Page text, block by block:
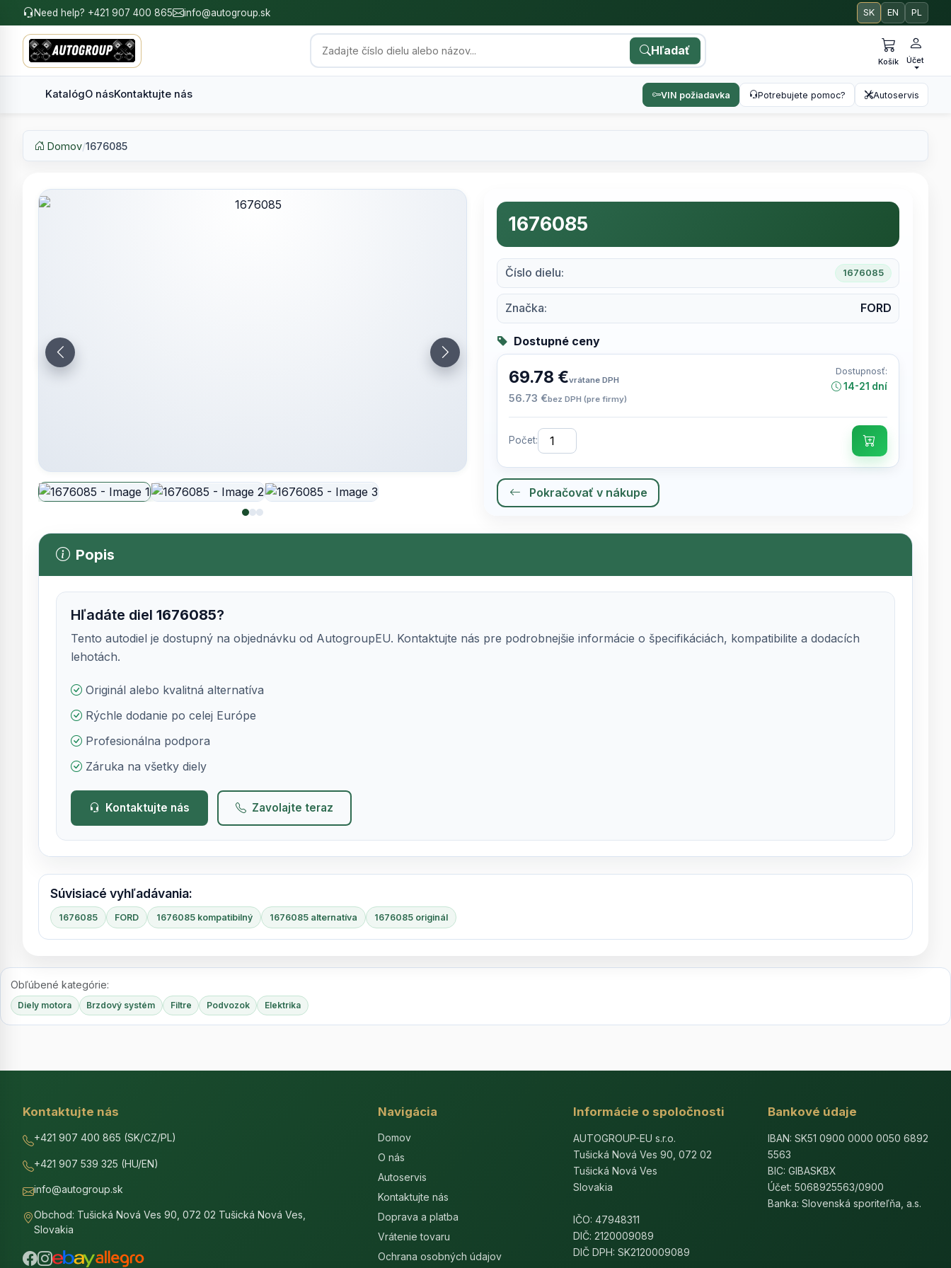
Need help? +421 907 400 865 info@autogroup.sk SK EN PL
Hľadať
Košík Účet
KatalógO násKontaktujte nás VIN požiadavka Potrebujete pomoc? Autoservis
Domov/1676085
1676085
Číslo dielu: 1676085
Značka: FORD
Dostupné ceny
69.78 €vrátane DPH
56.73 €bez DPH (pre firmy)
Dostupnosť:
14-21 dní
Počet:
Pokračovať v nákupe
Popis
Hľadáte diel1676085?
Tento autodiel je dostupný na objednávku od AutogroupEU. Kontaktujte nás pre podrobnejšie informácie o špecifikáciách, kompatibilite a dodacích
lehotách.
Originál alebo kvalitná alternatíva
Rýchle dodanie po celej Európe
Profesionálna podpora
Záruka na všetky diely
Kontaktujte nás Zavolajte teraz
Súvisiacé vyhľadávania:
1676085 FORD 1676085 kompatibilný 1676085 alternatíva 1676085 originál
Obľúbené kategórie:
Diely motora Brzdový systém Filtre Podvozok Elektrika
Kontaktujte nás
+421 907 400 865 (SK/CZ/PL)
+421 907 539 325 (HU/EN)
info@autogroup.sk
Obchod: Tušická Nová Ves 90, 072 02 Tušická Nová Ves,
Slovakia
Navigácia
Domov
O nás
Autoservis
Kontaktujte nás
Doprava a platba
Vrátenie tovaru
Ochrana osobných údajov
Informácie o spoločnosti
AUTOGROUP-EU s.r.o.
Tušická Nová Ves 90, 072 02
Tušická Nová Ves
Slovakia
IČO: 47948311
DIČ: 2120009089
DIČ DPH: SK2120009089
Bankové údaje
IBAN: SK51 0900 0000 0050 6892
5563
BIC: GIBASKBX
Účet: 5068925563/0900
Banka: Slovenská sporiteľňa, a.s.